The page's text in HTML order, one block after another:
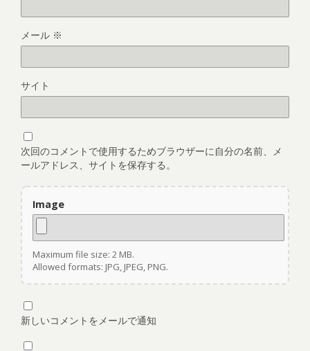
メール ※
サイト
次回のコメントで使用するためブラウザーに自分の名前、メ
ールアドレス、サイトを保存する。
Image
Maximum file size: 2 MB.
Allowed formats: JPG, JPEG, PNG.
新しいコメントをメールで通知